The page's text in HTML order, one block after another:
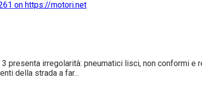
presenta irregolarità: pneumatici lisci, non conformi
della strada a far...